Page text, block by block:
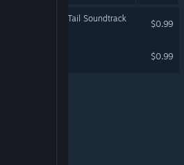
An Interactive Tail Soundtrack
$0.99
$0.99